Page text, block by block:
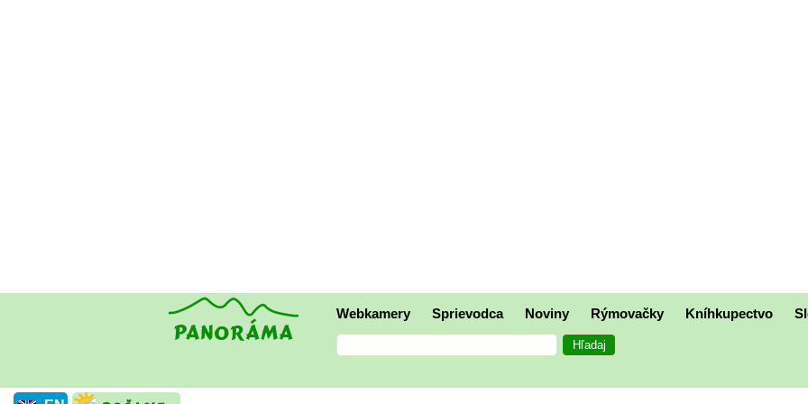
Webkamery Sprievodca Noviny Rýmovačky Kníhkupectvo